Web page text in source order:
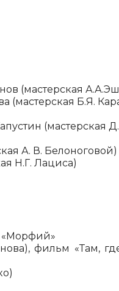
(мастерская
(мастерская Б.Я.
(мастерская
А. В. Белоноговой)
Н.Г. Лациса)
«Морфий»
фильм «Там,